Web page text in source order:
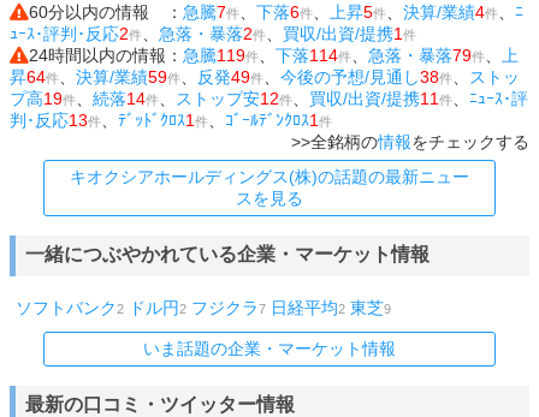
60分以内の情報 ： 急騰7件 下落6件 上昇5件 決算/業績4件
ﾆ
ｭｰｽ･評判･反応2件 急落・暴落2件 買収/出資/提携1 件
24時間以内の情報： 急騰119件 下落114件 急落・暴落79件
上
昇64件 決算/業績59件 反発49件 今後の予想/見通し38件
ストッ
プ高19件 続落14件 ストップ安12件 買収/出資/提携11 件
ﾆｭｰｽ･評
判･反応13件 ﾃﾞｯﾄﾞｸﾛｽ1 件 ｺﾞｰﾙﾃﾞﾝｸﾛｽ1 件
>>全銘柄の情報をチェックする
キオクシアホールディングス(株)の話題の最新ニュー
スを見る
一緒につぶやかれている企業・マーケット情報
ソフトバンク2 ドル円2 フジクラ7 日経平均2 東芝9
いま話題の企業・マーケット情報
最新の口コミ・ツイッター情報